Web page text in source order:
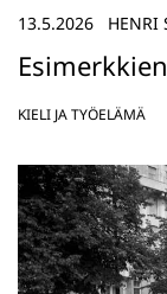
13.5.2026 HENRI
KIELI JA TYÖELÄMÄ